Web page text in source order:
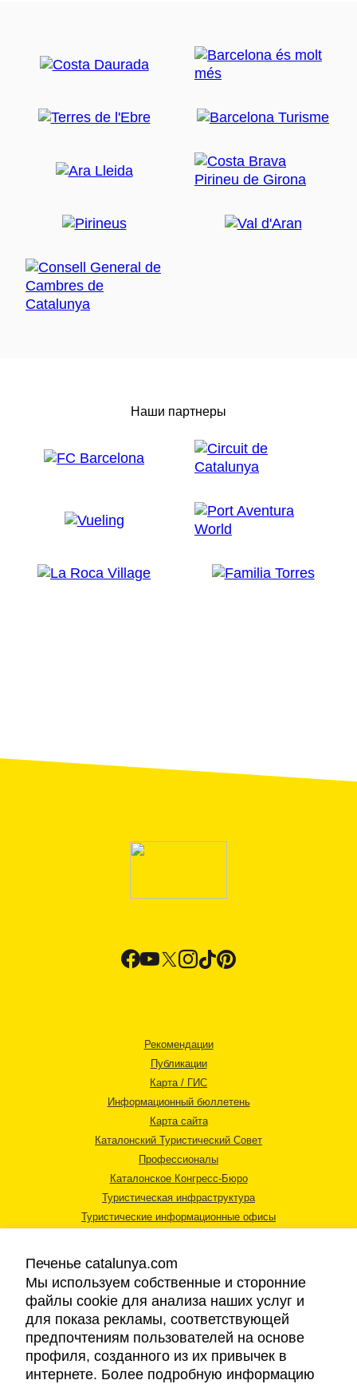
Наши партнеры
Рекомендации
Публикации
Карта / ГИС
Информационный бюллетень
Карта сайта
Каталонский Туристический Совет
Профессионалы
Каталонское Конгресс-Бюро
Туристическая инфраструктура
Туристические информационные офисы
Правовая информация
Cookies
Печенье catalunya.com
Мы используем собственные и сторонние
файлы cookie для анализа наших услуг и
для показа рекламы, соответствующей
предпочтениям пользователей на основе
профиля, созданного из их привычек в
интернете. Более подробную информацию